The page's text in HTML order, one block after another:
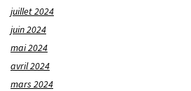
juillet 2024
juin 2024
mai 2024
avril 2024
mars 2024